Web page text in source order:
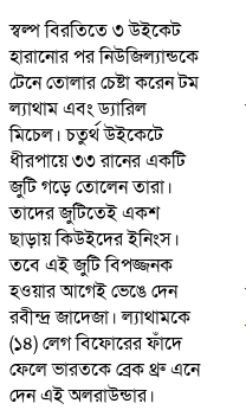
স্বল্প বিরতিতে ৩ উইকেট
হারানোর পর নিউজিল্যান্ডকে
টেনে তোলার চেষ্টা করেন টম
ল্যাথাম এবং ড্যারিল
মিচেল। চতুর্থ উইকেটে
ধীরপায়ে ৩৩ রানের একটি
জুটি গড়ে তোলেন তারা।
তাদের জুটিতেই একশ
ছাড়ায় কিউইদের ইনিংস।
তবে এই জুটি বিপজ্জনক
হওয়ার আগেই ভেঙে দেন
রবীন্দ্র জাদেজা। ল্যাথামকে
(১৪) লেগ বিফোরের ফাঁদে
ফেলে ভারতকে ব্রেক থ্রু এনে
দেন এই অলরাউন্ডার।